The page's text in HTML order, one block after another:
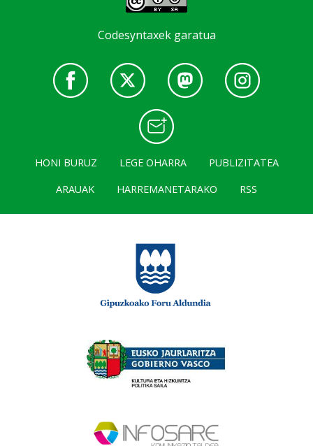
Codesyntaxek garatua
HONI BURUZ LEGE OHARRA
PUBLIZITATEA
ARAUAK
HARREMANETARAKO RSS